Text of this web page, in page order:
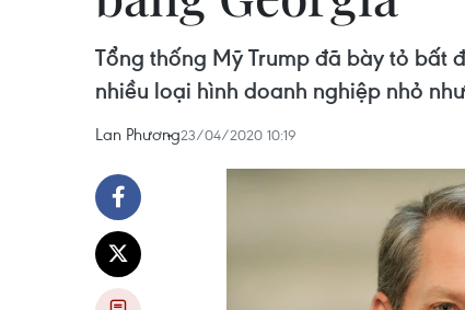
Tổng thống Mỹ Trump đã bày tỏ bất
nhiều loại hình doanh nghiệp nhỏ
Lan Phương23/04/2020 10:19